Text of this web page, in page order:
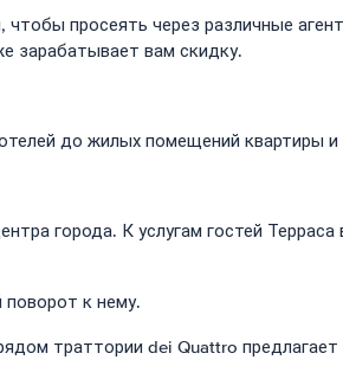
просеять через различные
зарабатывает вам скидку.
до жилых помещений квартиры и
города. К услугам гостей
к нему.
траттории dei Quattro